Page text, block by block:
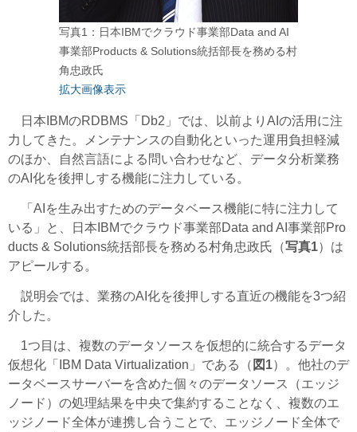
写真1：日本IBMでクラウド事業部Data and AI
事業部Products & Solutions統括部長を務める村
角忠政氏
拡大画像表示
日本IBMのRDBMS「Db2」では、以前よりAIの活用に注
力してきた。メンテナンスの自動化といった運用負担軽減
のほか、自然言語による問い合わせなど、データ分析業務
のAI化を後押しする機能に注力している。
「AIを生み出すためのデータベース機能に特に注力して
いる」と、日本IBMでクラウド事業部Data and AI事業部Pro
ducts & Solutions統括部長を務める村角忠政氏（写真1）は
アピールする。
説明会では、業務のAI化を後押しする直近の機能を3つ紹
介した。
1つ目は、複数のデータソースを仮想的に統合するデータ
仮想化「IBM Data Virtualization」である（ 図1）。他社のデ
ータベースサーバーを含めた個々のデータソース（エッジ
ノード）の処理結果を中央で集約することなく、複数のエ
ッジノード全体が連携し合うことで、エッジノード全体で